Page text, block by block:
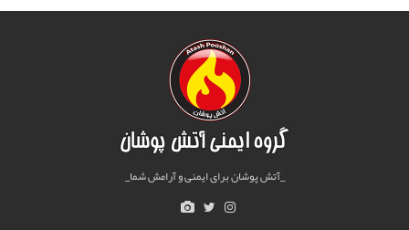
_آتش پوشان برای ایمنی و آرامش شما_